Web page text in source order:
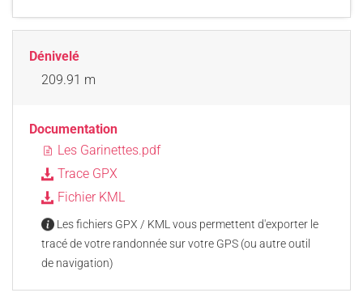
Dénivelé
209.91 m
Documentation
Les Garinettes.pdf
Trace GPX
Fichier KML
Les fichiers GPX / KML vous permettent d'exporter le
tracé de votre randonnée sur votre GPS (ou autre outil
de navigation)